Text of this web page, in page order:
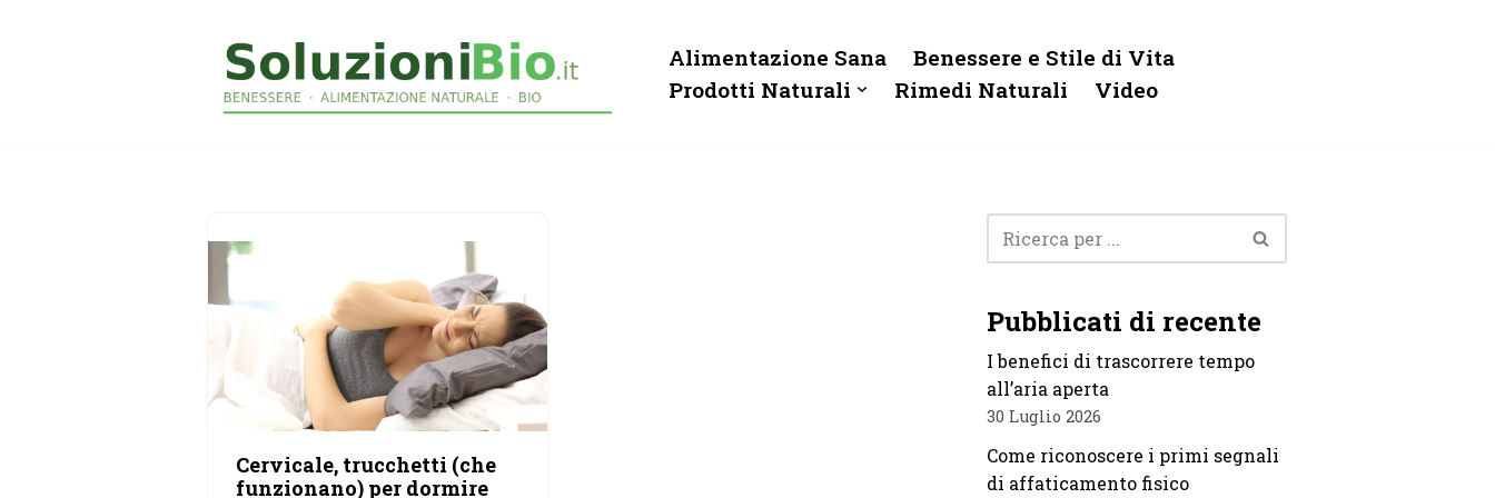
Alimentazione Sana
Benessere e Stile di Vita
Prodotti Naturali
Rimedi Naturali Video
Cervicale, trucchetti (che
funzionano) per dormire
Pubblicati di recente
I benefici di trascorrere tempo
all’aria aperta
30 Luglio 2026
Come riconoscere i primi segnali
di affaticamento fisico